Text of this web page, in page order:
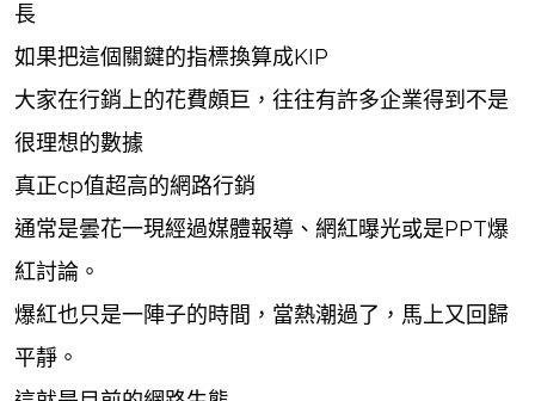
長
如果把這個關鍵的指標換算成KIP
大家在行銷上的花費頗巨，往往有許多企業得到不是
很理想的數據
真正cp值超高的網路行銷
通常是曇花一現經過媒體報導、網紅曝光或是PPT爆
紅討論。
爆紅也只是一陣子的時間，當熱潮過了，馬上又回歸
平靜。